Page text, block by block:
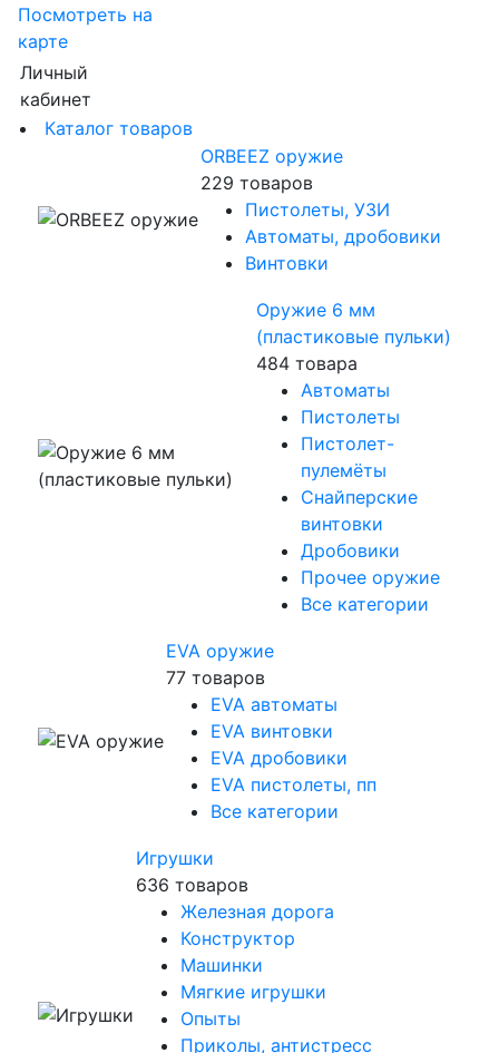
Посмотреть на
карте
Личный
кабинет
Каталог товаров
ORBEEZ оружие
229 товаров
Пистолеты, УЗИ
Автоматы, дробовики
Винтовки
Оружие 6 мм
(пластиковые пульки)
484 товара
Автоматы
Пистолеты
Пистолет-
пулемёты
Снайперские
винтовки
Дробовики
Прочее оружие
Все категории
EVA оружие
77 товаров
EVA автоматы
EVA винтовки
EVA дробовики
EVA пистолеты, пп
Все категории
Игрушки
636 товаров
Железная дорога
Конструктор
Машинки
Мягкие игрушки
Опыты
Приколы, антистресс